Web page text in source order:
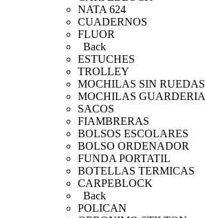
NATA 624
CUADERNOS
FLUOR
Back
ESTUCHES
TROLLEY
MOCHILAS SIN RUEDAS
MOCHILAS GUARDERIA
SACOS
FIAMBRERAS
BOLSOS ESCOLARES
BOLSO ORDENADOR
FUNDA PORTATIL
BOTELLAS TERMICAS
CARPEBLOCK
Back
POLICAN